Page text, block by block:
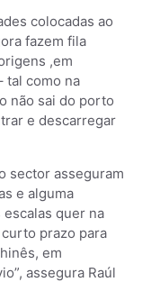
colocadas ao
fazem fila
,em
tal como na
não sai do porto
e descarregar
sector asseguram
e alguma
quer na
prazo para
em
assegura Raúl